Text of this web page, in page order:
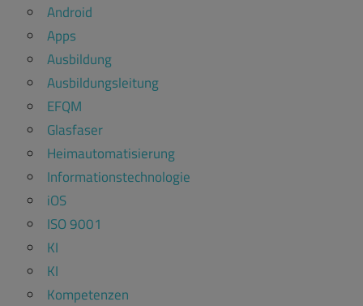
Android
Apps
Ausbildung
Ausbildungsleitung
EFQM
Glasfaser
Heimautomatisierung
Informationstechnologie
iOS
ISO 9001
KI
KI
Kompetenzen